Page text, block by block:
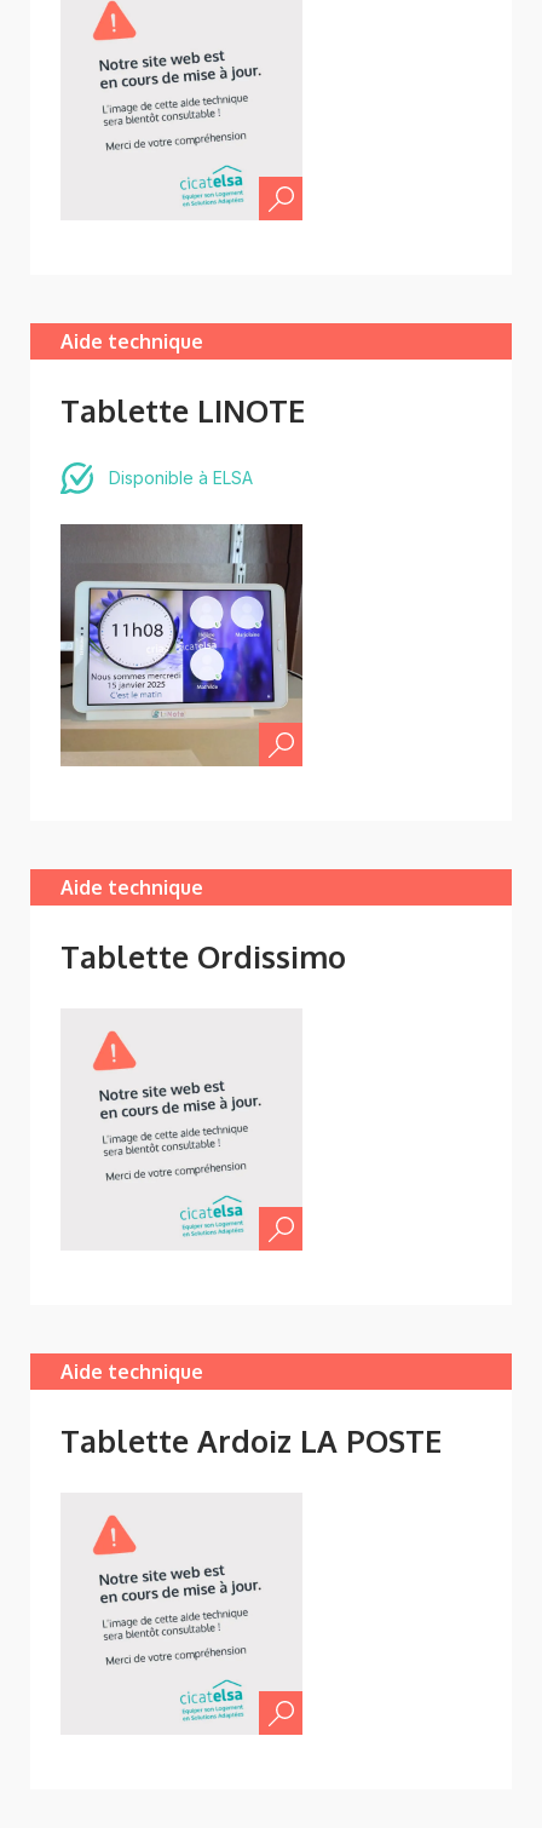
Aide technique
Tablette LINOTE
Disponible à ELSA
Aide technique
Tablette Ordissimo
Aide technique
Tablette Ardoiz LA POSTE